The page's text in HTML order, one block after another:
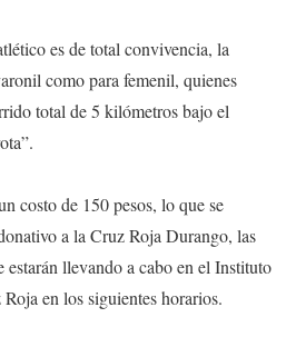
es de total convivencia, la
como para femenil, quienes
total de 5 kilómetros bajo el
costo de 150 pesos, lo que se
a la Cruz Roja Durango, las
llevando a cabo en el Instituto
en los siguientes horarios.